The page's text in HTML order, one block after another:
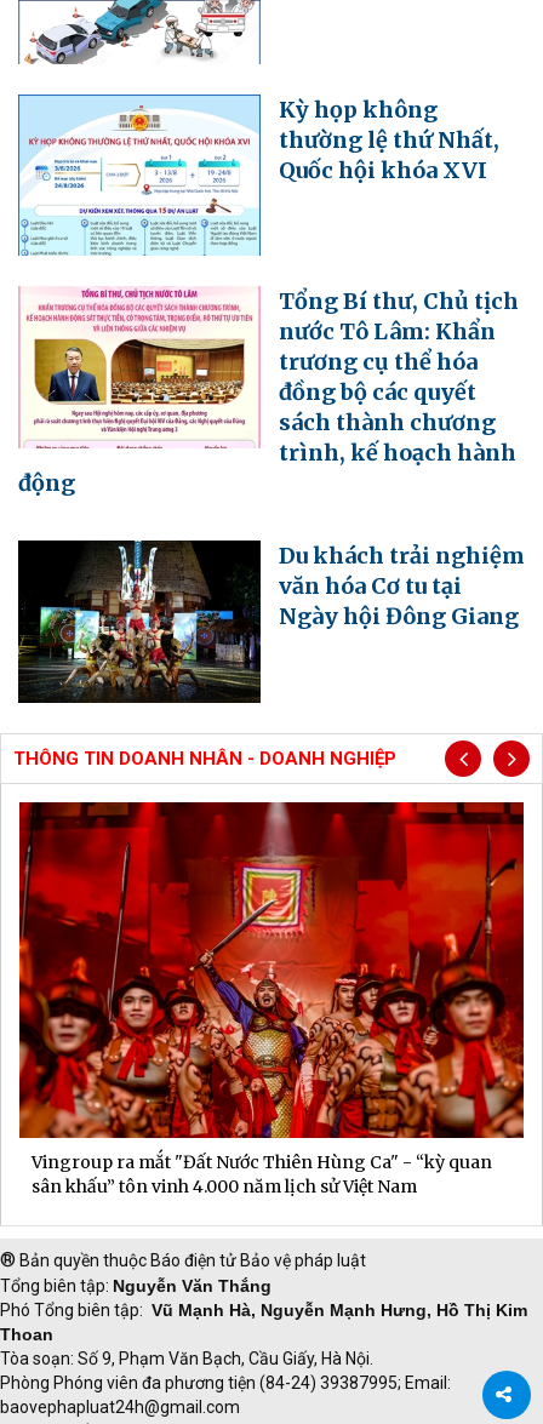
Kỳ họp không
thường lệ thứ Nhất,
Quốc hội khóa XVI
Tổng Bí thư, Chủ tịch
nước Tô Lâm: Khẩn
trương cụ thể hóa
đồng bộ các quyết
sách thành chương
trình, kế hoạch hành
động
Du khách trải nghiệm
văn hóa Cơ tu tại
Ngày hội Đông Giang
THÔNG TIN DOANH NHÂN - DOANH NGHIỆP
Vingroup ra mắt "Đất Nước Thiên Hùng Ca" - “kỳ quan
sân khấu” tôn vinh 4.000 năm lịch sử Việt Nam
® Bản quyền thuộc Báo điện tử Bảo vệ pháp luật
Tổng biên tập: Nguyễn Văn Thắng
Phó Tổng biên tập: Vũ Mạnh Hà, Nguyễn Mạnh Hưng, Hồ Thị Kim
Thoan
Tòa soạn: Số 9, Phạm Văn Bạch, Cầu Giấy, Hà Nội.
Phòng Phóng viên đa phương tiện (84-24) 39387995; Email:
baovephapluat24h@gmail.com